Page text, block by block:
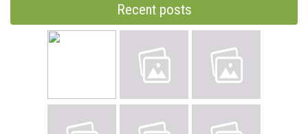
Recent posts